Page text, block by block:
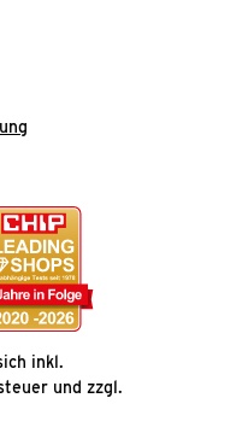
inkl.
und zzgl.